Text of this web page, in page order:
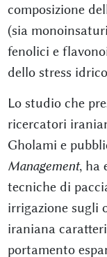
composizione
(sia
fenolici e
dello stress
Lo studio che
ricercatori
Gholami e
Management, ha
tecniche di
irrigazione sugli
iraniana
portamento